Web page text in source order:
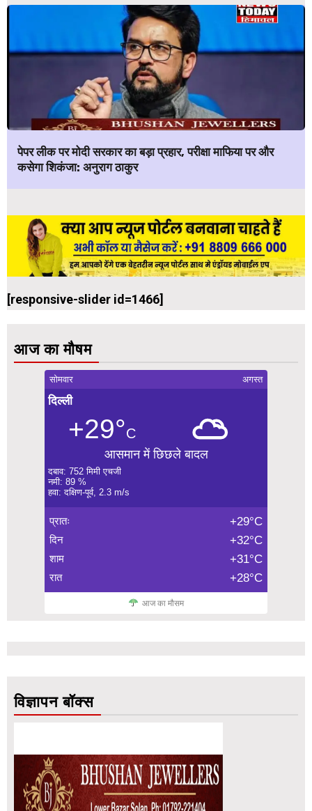
पेपर लीक पर मोदी सरकार का बड़ा प्रहार, परीक्षा माफिया पर और
कसेगा शिकंजा: अनुराग ठाकुर
[responsive-slider id=1466]
आज का मौषम
सोमवार अगस्त
दिल्ली
+29°C
आसमान में छिछले बादल
दबाव: 752 मिमी एचजी
नमी: 89 %
हवा: दक्षिण-पूर्व, 2.3 m/s
प्रातः +29°C
दिन +32°C
शाम +31°C
रात +28°C
आज का मौसम
विज्ञापन बॉक्स